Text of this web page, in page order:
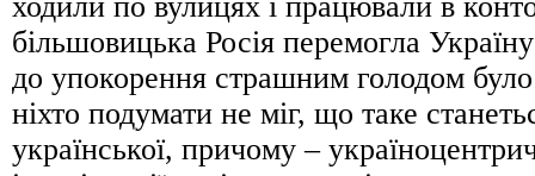
більшовицька Росія перемогла
до упокорення страшним голодом
ніхто подумати не міг, що таке
української, причому –